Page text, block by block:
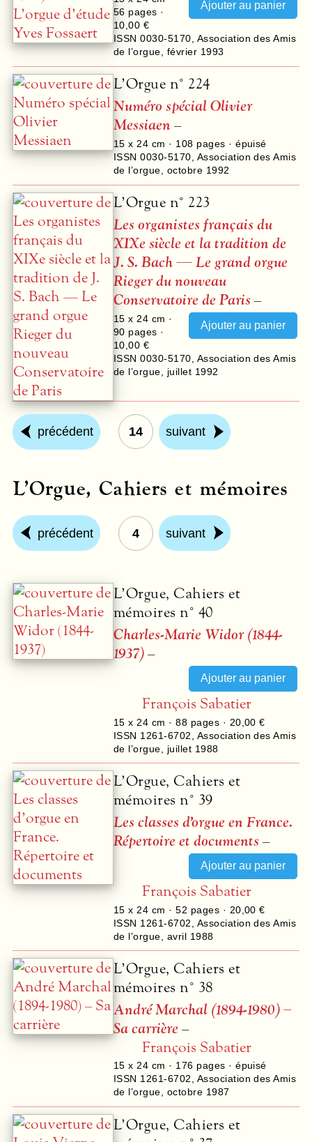
56 pages ·
10,00 €
ISSN 0030-5170 Association des Amis
de l’orgue
février 1993
L’Orgue n° 224
Numéro spécial Olivier
Messiaen –
15 x 24 cm · 108 pages · épuisé
ISSN 0030-5170 Association des Amis
de l’orgue
octobre 1992
L’Orgue n° 223
Les organistes français du
XIXe siècle et la tradition de
J. S. Bach — Le grand orgue
Rieger du nouveau
Conservatoire de Paris –
15 x 24 cm ·
90 pages ·
10,00 €
ISSN 0030-5170 Association des Amis
de l’orgue
juillet 1992
précédent 14 suivant
L’Orgue, Cahiers et mémoires
précédent 4 suivant
L’Orgue, Cahiers et
mémoires n° 40
Charles-Marie Widor (1844-
1937)–
François Sabatier
15 x 24 cm ·88 pages · 20,00 €
ISSN 1261-6702
Association des Amis
de l’orgue
juillet 1988
L’Orgue, Cahiers et
mémoires n° 39
Les classes d’orgue en France.
Répertoire et documents –
François Sabatier
15 x 24 cm ·52 pages · 20,00 €
ISSN 1261-6702
Association des Amis
de l’orgue
avril 1988
L’Orgue, Cahiers et
mémoires n° 38
André Marchal (1894-1980) –
Sa carrière –
François Sabatier
15 x 24 cm · 176 pages · épuisé
ISSN 1261-6702, Association des Amis
de l’orgue, octobre 1987
L’Orgue, Cahiers et